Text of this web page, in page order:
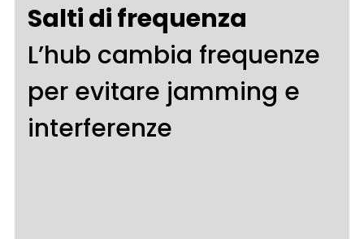
Salti di frequenza
L’hub cambia frequenze
per evitare jamming e
interferenze